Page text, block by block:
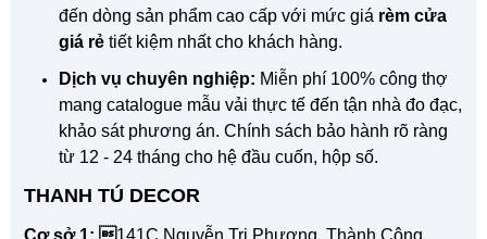
đến dòng sản phẩm cao cấp với mức giá rèm cửa
giá rẻ tiết kiệm nhất cho khách hàng.
Dịch vụ chuyên nghiệp: Miễn phí 100% công thợ
mang catalogue mẫu vải thực tế đến tận nhà đo đạc,
khảo sát phương án. Chính sách bảo hành rõ ràng
từ 12 - 24 tháng cho hệ đầu cuốn, hộp số.
THANH TÚ DECOR
Cơ sở 1: 141C Nguyễn Tri Phương, Thành Công,